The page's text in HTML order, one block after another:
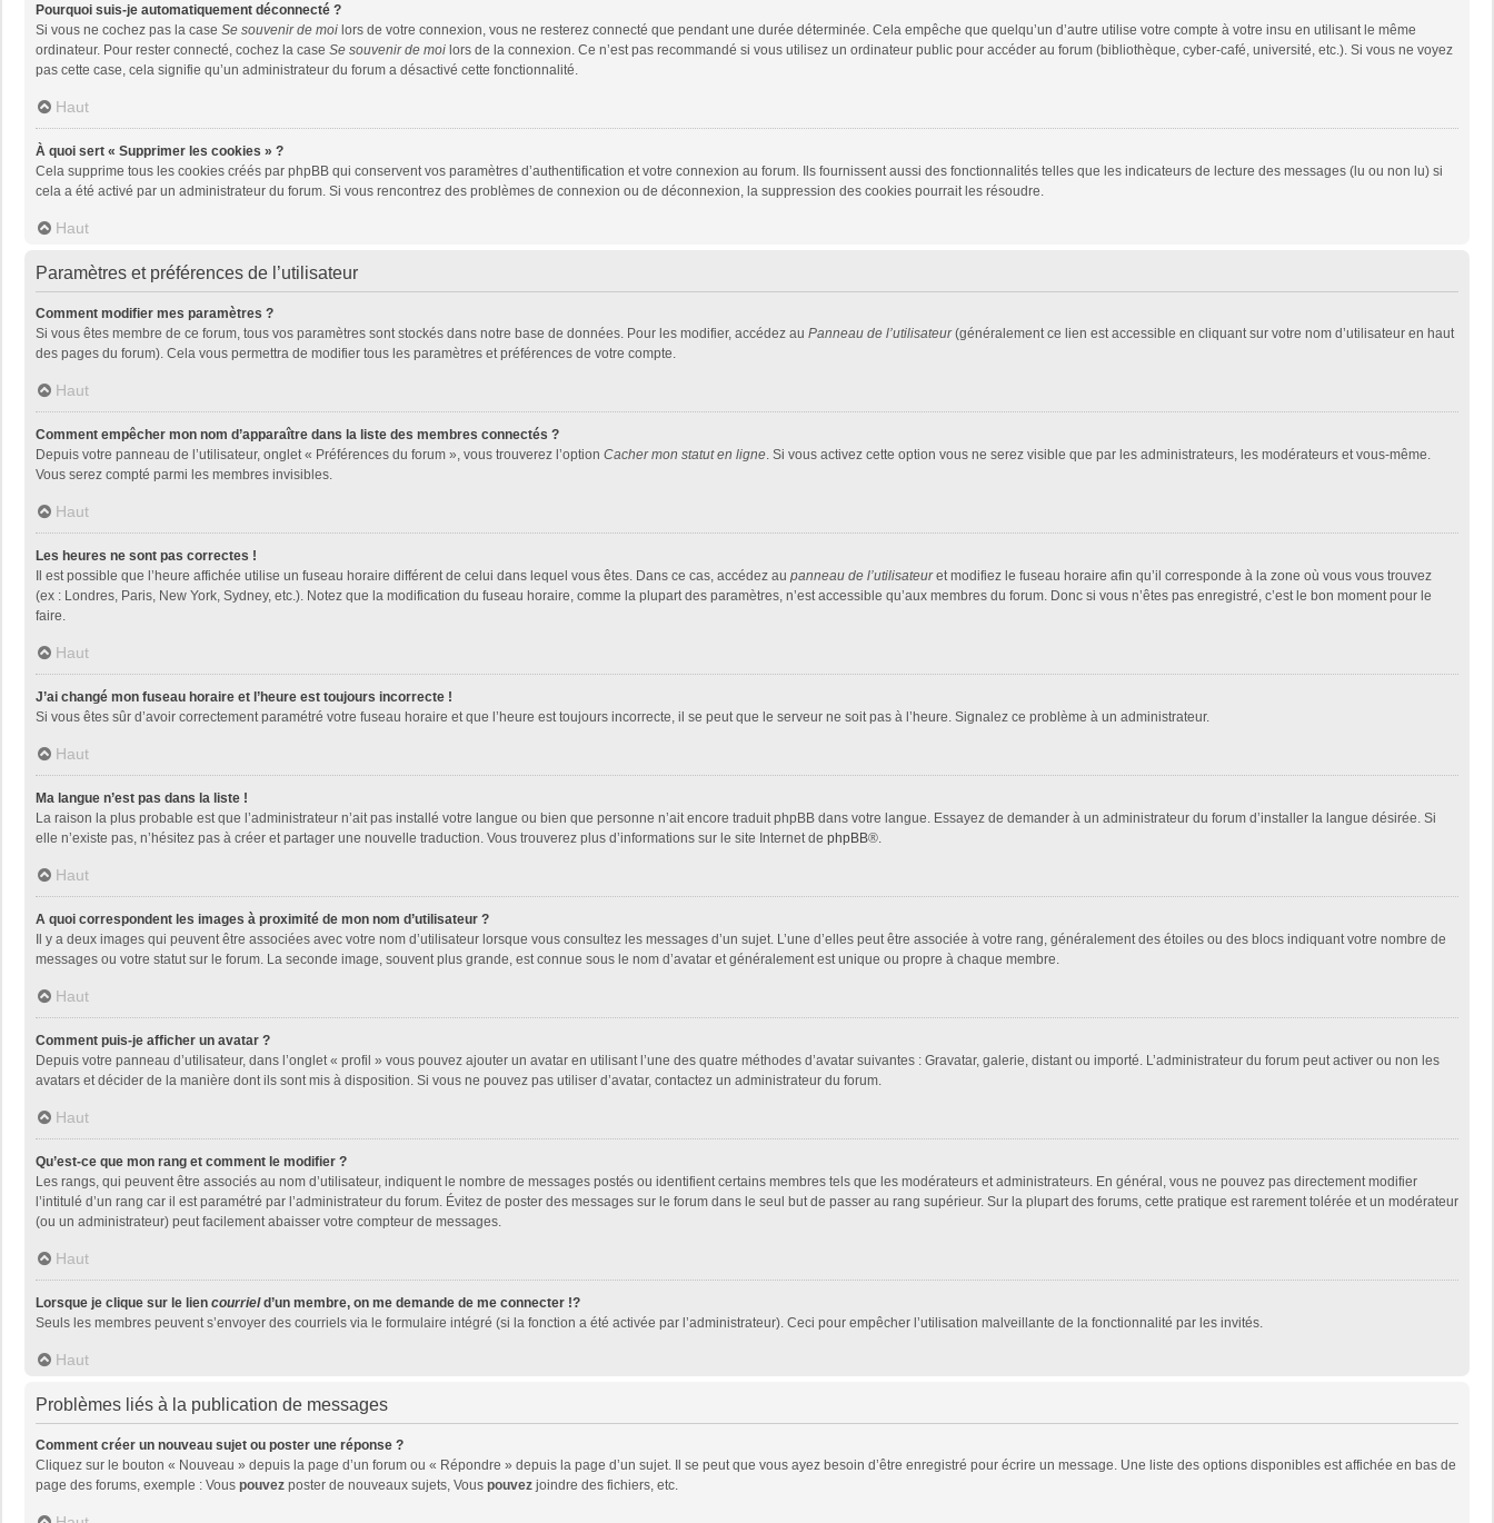
Pourquoi suis-je automatiquement déconnecté ?
Si vous ne cochez pas la case Se souvenir de moi lors de votre connexion, vous ne resterez connecté que pendant une durée déterminée. Cela empêche que quelqu’un d’autre utilise votre compte à votre insu en utilisant le même
ordinateur. Pour rester connecté, cochez la case Se souvenir de moi lors de la connexion. Ce n’est pas recommandé si vous utilisez un ordinateur public pour accéder au forum (bibliothèque, cyber-café, université, etc.). Si vous ne voyez
pas cette case, cela signifie qu’un administrateur du forum a désactivé cette fonctionnalité.
Haut
À quoi sert « Supprimer les cookies » ?
Cela supprime tous les cookies créés par phpBB qui conservent vos paramètres d’authentification et votre connexion au forum. Ils fournissent aussi des fonctionnalités telles que les indicateurs de lecture des messages (lu ou non lu) si
cela a été activé par un administrateur du forum. Si vous rencontrez des problèmes de connexion ou de déconnexion, la suppression des cookies pourrait les résoudre.
Haut
Paramètres et préférences de l’utilisateur
Comment modifier mes paramètres ?
Si vous êtes membre de ce forum, tous vos paramètres sont stockés dans notre base de données. Pour les modifier, accédez au Panneau de l’utilisateur(généralement ce lien est accessible en cliquant sur votre nom d’utilisateur en haut
des pages du forum). Cela vous permettra de modifier tous les paramètres et préférences de votre compte.
Haut
Comment empêcher mon nom d’apparaître dans la liste des membres connectés ?
Depuis votre panneau de l’utilisateur, onglet « Préférences du forum », vous trouverez l’option Cacher mon statut en ligne. Si vous activez cette option vous ne serez visible que par les administrateurs, les modérateurs et vous-même.
Vous serez compté parmi les membres invisibles.
Haut
Les heures ne sont pas correctes !
Il est possible que l’heure affichée utilise un fuseau horaire différent de celui dans lequel vous êtes. Dans ce cas, accédez au panneau de l’utilisateuret modifiez le fuseau horaire afin qu’il corresponde à la zone où vous vous trouvez
(ex : Londres, Paris, New York, Sydney, etc.). Notez que la modification du fuseau horaire, comme la plupart des paramètres, n’est accessible qu’aux membres du forum. Donc si vous n’êtes pas enregistré, c’est le bon moment pour le
faire.
Haut
J’ai changé mon fuseau horaire et l’heure est toujours incorrecte !
Si vous êtes sûr d’avoir correctement paramétré votre fuseau horaire et que l’heure est toujours incorrecte, il se peut que le serveur ne soit pas à l’heure. Signalez ce problème à un administrateur.
Haut
Ma langue n’est pas dans la liste !
La raison la plus probable est que l’administrateur n’ait pas installé votre langue ou bien que personne n’ait encore traduit phpBB dans votre langue. Essayez de demander à un administrateur du forum d’installer la langue désirée. Si
elle n’existe pas, n’hésitez pas à créer et partager une nouvelle traduction. Vous trouverez plus d’informations sur le site Internet de phpBB®.
Haut
A quoi correspondent les images à proximité de mon nom d’utilisateur ?
Il y a deux images qui peuvent être associées avec votre nom d’utilisateur lorsque vous consultez les messages d’un sujet. L’une d’elles peut être associée à votre rang, généralement des étoiles ou des blocs indiquant votre nombre de
messages ou votre statut sur le forum. La seconde image, souvent plus grande, est connue sous le nom d’avatar et généralement est unique ou propre à chaque membre.
Haut
Comment puis-je afficher un avatar ?
Depuis votre panneau d’utilisateur, dans l’onglet « profil » vous pouvez ajouter un avatar en utilisant l’une des quatre méthodes d’avatar suivantes : Gravatar, galerie, distant ou importé. L’administrateur du forum peut activer ou non les
avatars et décider de la manière dont ils sont mis à disposition. Si vous ne pouvez pas utiliser d’avatar, contactez un administrateur du forum.
Haut
Qu’est-ce que mon rang et comment le modifier ?
Les rangs, qui peuvent être associés au nom d’utilisateur, indiquent le nombre de messages postés ou identifient certains membres tels que les modérateurs et administrateurs. En général, vous ne pouvez pas directement modifier
l’intitulé d’un rang car il est paramétré par l’administrateur du forum. Évitez de poster des messages sur le forum dans le seul but de passer au rang supérieur. Sur la plupart des forums, cette pratique est rarement tolérée et un modérateur
(ou un administrateur) peut facilement abaisser votre compteur de messages.
Haut
Lorsque je clique sur le lien courrield’un membre, on me demande de me connecter !?
Seuls les membres peuvent s’envoyer des courriels via le formulaire intégré (si la fonction a été activée par l’administrateur). Ceci pour empêcher l’utilisation malveillante de la fonctionnalité par les invités.
Haut
Problèmes liés à la publication de messages
Comment créer un nouveau sujet ou poster une réponse ?
Cliquez sur le bouton « Nouveau » depuis la page d’un forum ou « Répondre » depuis la page d’un sujet. Il se peut que vous ayez besoin d’être enregistré pour écrire un message. Une liste des options disponibles est affichée en bas de
page des forums, exemple : Vous pouvez poster de nouveaux sujets, Vous pouvez joindre des fichiers, etc.